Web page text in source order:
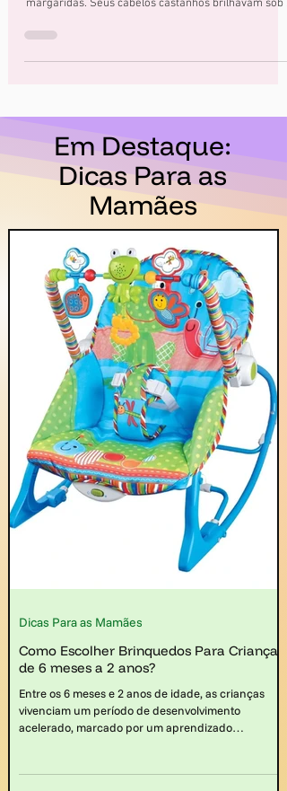
Primavera, observando as abelhas que voavam pelas
sol ☀️ e seus olhos seguiam cada movimento dos
insetos.
Em Destaque:
Dicas Para as
Mamães
Como Escolher Brinquedos Para Crianças
de 6 meses a 2 anos?
Entre os 6 meses e 2 anos de idade, as crianças
vivenciam um período de desenvolvimento
Dicas Para as Mamães